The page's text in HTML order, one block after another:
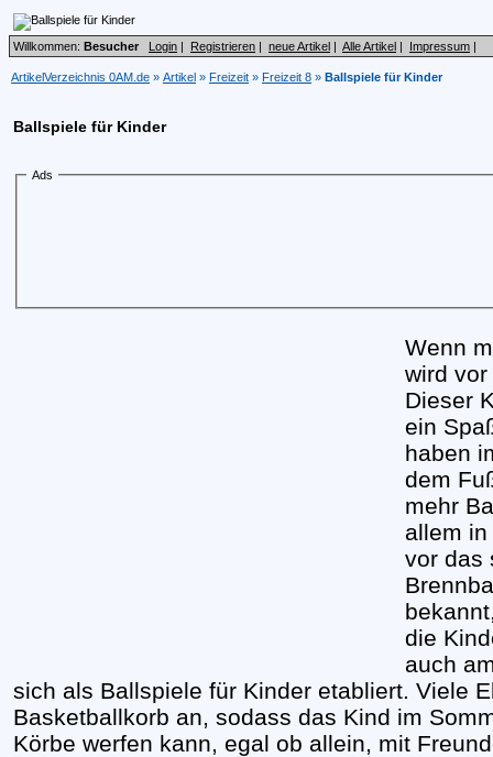
Willkommen: Besucher Login | Registrieren | neue Artikel | Alle Artikel | Impressum |
ArtikelVerzeichnis 0AM.de » Artikel » Freizeit » Freizeit 8 » Ballspiele für Kinder
Ballspiele für Kinder
Ads
Wenn
wird
Dieser
ein
haben
dem
mehr
allem
vor das
die
auch
sich als Ballspiele für Kinder etabliert. Viele
Basketballkorb an, sodass das Kind im
Körbe werfen kann, egal ob allein, mit